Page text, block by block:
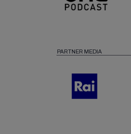
PARTNER MEDIA